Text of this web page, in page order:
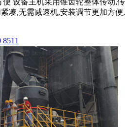
便 设备主机采用锥齿轮整体传动,传
凑,无需减速机,安装调节更加方便,